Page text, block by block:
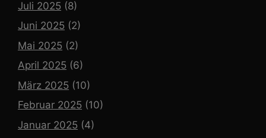
Juli 2025 (8)
Juni 2025 (2)
Mai 2025 (2)
April 2025 (6)
März 2025 (10)
Februar 2025 (10)
Januar 2025 (4)